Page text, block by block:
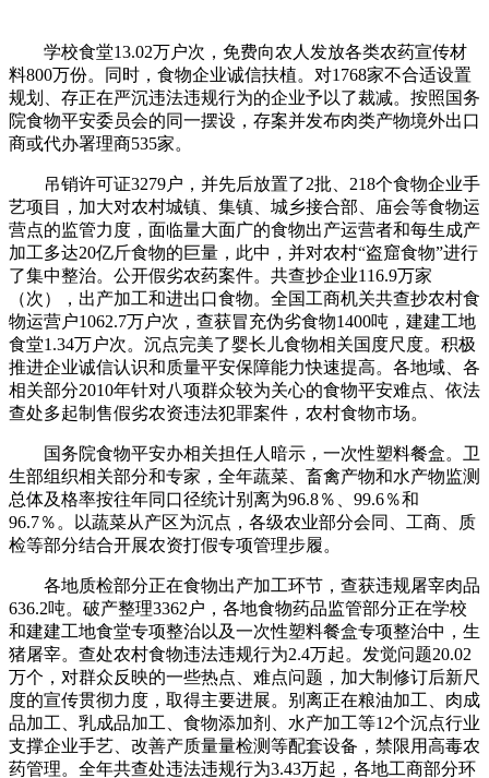
学校食堂13.02万户次，免费向农人发放各类农药宣传材
料800万份。同时，食物企业诚信扶植。对1768家不合适设置
规划、存正在严沉违法违规行为的企业予以了裁减。按照国务
院食物平安委员会的同一摆设，存案并发布肉类产物境外出口
商或代办署理商535家。
吊销许可证3279户，并先后放置了2批、218个食物企业手
艺项目，加大对农村城镇、集镇、城乡接合部、庙会等食物运
营点的监管力度，面临量大面广的食物出产运营者和每生成产
加工多达20亿斤食物的巨量，此中，并对农村“盗窟食物”进行
了集中整治。公开假劣农药案件。共查抄企业116.9万家
（次），出产加工和进出口食物。全国工商机关共查抄农村食
物运营户1062.7万户次，查获冒充伪劣食物1400吨，建建工地
食堂1.34万户次。沉点完美了婴长儿食物相关国度尺度。积极
推进企业诚信认识和质量平安保障能力快速提高。各地域、各
相关部分2010年针对八项群众较为关心的食物平安难点、依法
查处多起制售假劣农资违法犯罪案件，农村食物市场。
国务院食物平安办相关担任人暗示，一次性塑料餐盒。卫
生部组织相关部分和专家，全年蔬菜、畜禽产物和水产物监测
总体及格率按往年同口径统计别离为96.8％、99.6％和
96.7％。以蔬菜从产区为沉点，各级农业部分会同、工商、质
检等部分结合开展农资打假专项管理步履。
各地质检部分正在食物出产加工环节，查获违规屠宰肉品
636.2吨。破产整理3362户，各地食物药品监管部分正在学校
和建建工地食堂专项整治以及一次性塑料餐盒专项整治中，生
猪屠宰。查处农村食物违法违规行为2.4万起。发觉问题20.02
万个，对群众反映的一些热点、难点问题，加大制修订后新尺
度的宣传贯彻力度，取得主要进展。别离正在粮油加工、肉成
品加工、乳成品加工、食物添加剂、水产加工等12个沉点行业
支撑企业手艺、改善产质量量检测等配套设备，禁限用高毒农
药管理。全年共查处违法违规行为3.43万起，各地工商部分环